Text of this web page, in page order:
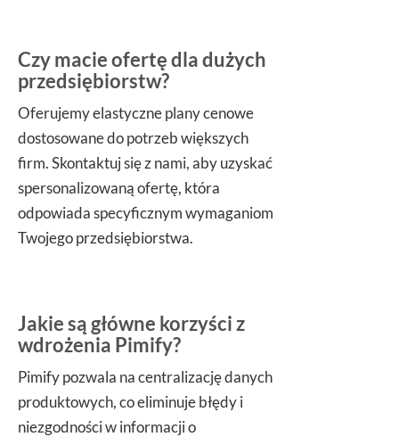
Czy macie ofertę dla dużych
przedsiębiorstw?
Oferujemy elastyczne plany cenowe
dostosowane do potrzeb większych
firm. Skontaktuj się z nami, aby uzyskać
spersonalizowaną ofertę, która
odpowiada specyficznym wymaganiom
Twojego przedsiębiorstwa.
Jakie są główne korzyści z
wdrożenia Pimify?
Pimify pozwala na centralizację danych
produktowych, co eliminuje błędy i
niezgodności w informacji o